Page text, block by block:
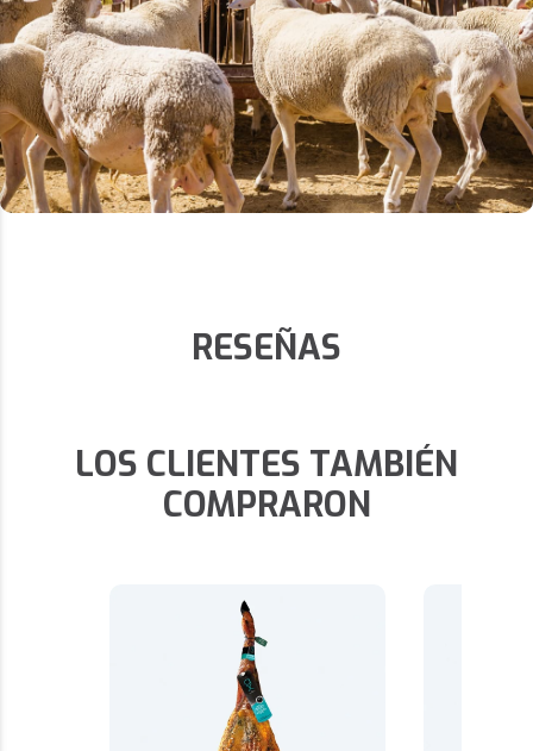
RESEÑAS
LOS CLIENTES TAMBIÉN
COMPRARON